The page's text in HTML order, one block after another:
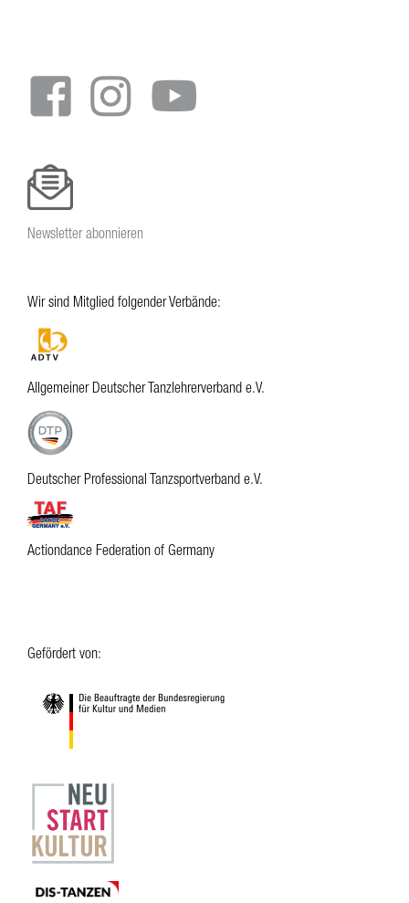
Newsletter abonnieren
Wir sind Mitglied folgender Verbände:
Allgemeiner Deutscher Tanzlehrerverband e.V.
Deutscher Professional Tanzsportverband e.V.
Actiondance Federation of Germany
Gefördert von: